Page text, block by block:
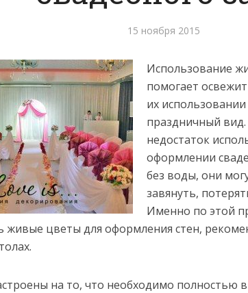
15 ноября 2015
Использование
помогает
их использовании
праздничный вид.
недостаток
оформлении
без воды, они
завянуть,
Именно по этой
живые цветы для оформления стен,
на то, что необходимо полностью